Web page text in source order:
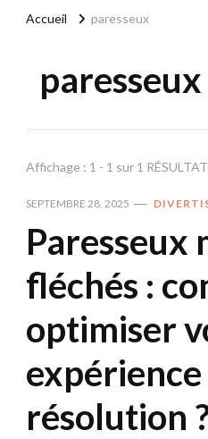
Accueil paresseux
paresseux
Affichage : 1 - 1 sur 1
SEPTEMBRE 28, 2025
Paresseux
fléchés :
optimiser
expérience
résolution